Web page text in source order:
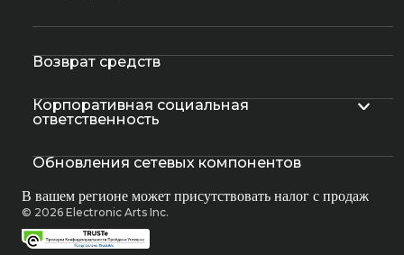
Возврат средств
Корпоративная социальная
ответственность
Обновления сетевых компонентов
В вашем регионе может присутствовать налог с продаж
© 2026 Electronic Arts Inc.